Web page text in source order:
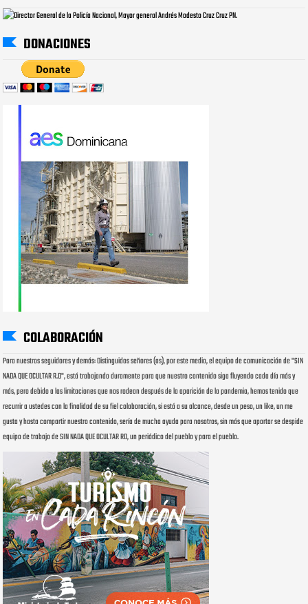
DONACIONES
COLABORACIÓN
Para nuestros seguidores y demás: Distinguidos señores (as), por este medio, el equipo de comunicación de "SIN
NADA QUE OCULTAR R.D", está trabajando duramente para que nuestro contenido siga fluyendo cada día más y
más, pero debido a las limitaciones que nos rodean después de la aparición de la pandemia, hemos tenido que
recurrir a ustedes con la finalidad de su fiel colaboración, si está a su alcance, desde un peso, un like, un me
gusta y hasta compartir nuestro contenido, sería de mucha ayuda para nosotros, sin más que aportar se despide
equipo de trabajo de SIN NADA QUE OCULTAR RD, un periódico del pueblo y para el pueblo.